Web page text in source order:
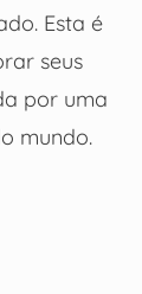
Esta é
seus
por uma
mundo.